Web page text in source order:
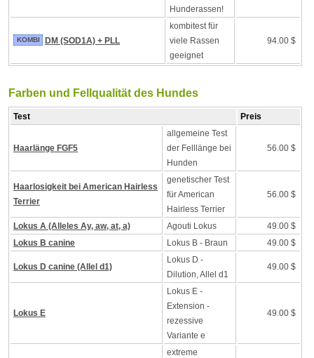
Hunderassen!
KOMBI DM (SOD1A) + PLL
kombitest für
viele Rassen
geeignet
94.00 $
Farben und Fellqualität des Hundes
Test Preis
Haarlänge FGF5
allgemeine Test
der Felllänge bei
Hunden
56.00 $
Haarlosigkeit bei American Hairless
Terrier
genetischer Test
für American
Hairless Terrier
56.00 $
Lokus A (Alleles Ay, aw, at, a) Agouti Lokus
49.00 $
Lokus B canine
Lokus B - Braun 49.00 $
Lokus D canine (Allel d1)
Lokus D -
Dilution, Allel d1
49.00 $
Lokus E
Lokus E -
Extension -
rezessive
Variante e
49.00 $
extreme